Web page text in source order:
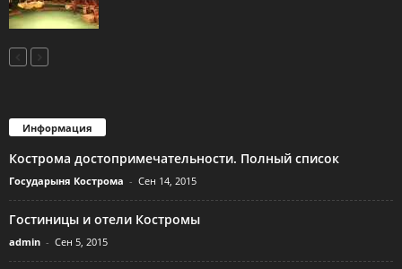
Информация
Кострома достопримечательности. Полный список
Государыня Кострома - Сен 14, 2015
Гостиницы и отели Костромы
admin - Сен 5, 2015